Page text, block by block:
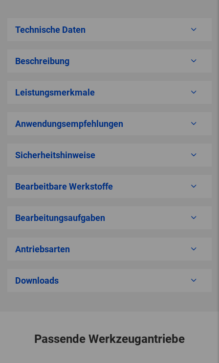
Technische Daten
Beschreibung
Leistungsmerkmale
Anwendungsempfehlungen
Sicherheitshinweise
Bearbeitbare Werkstoffe
Bearbeitungsaufgaben
Antriebsarten
Downloads
Passende Werkzeugantriebe